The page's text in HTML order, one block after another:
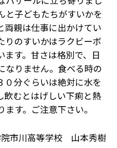
と子どもたちがすいかを
両親は仕事に出かけてい
りのすいかはラクビーボ
す。甘さは格別で、日
なりません。食べる時の
０分ぐらいは絶対に水を
飲むとはげしい下痢と熱
す。ご注意下さい。
市川高等学校 山本秀樹